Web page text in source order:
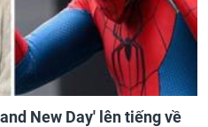
New Day' lên tiếng về